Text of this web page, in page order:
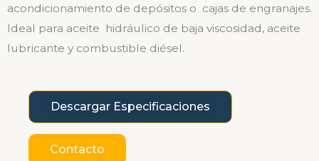
acondicionamiento de depósitos o cajas de engranajes.
Ideal para aceite hidráulico de baja viscosidad, aceite
lubricante y combustible diésel.
Descargar Especificaciones
Contacto